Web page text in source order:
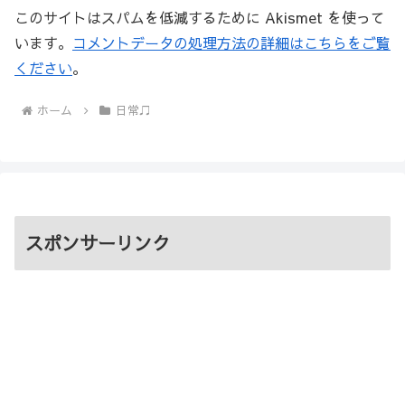
このサイトはスパムを低減するために Akismet を使って
います。 コメントデータの処理方法の詳細はこちらをご覧
ください。
ホーム 日常♫
スポンサーリンク